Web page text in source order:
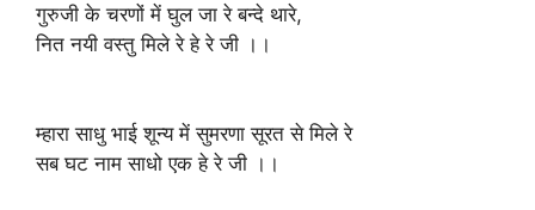
गुरुजी के चरणों में घुल जा रे बन्दे थारे,
नित नयी वस्तु मिले रे हे रे जी ।।
म्हारा साधु भाई शून्य में सुमरणा सूरत से मिले रे
सब घट नाम साधो एक हे रे जी ।।